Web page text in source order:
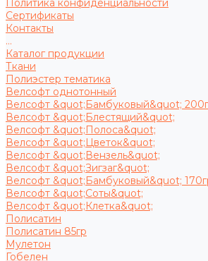
Политика конфиденциальности
Сертификаты
Контакты
...
Каталог продукции
Ткани
Полиэстер тематика
Велсофт однотонный
Велсофт &quot;Бамбуковый&quot;
Велсофт &quot;Блестящий&quot;
Велсофт &quot;Полоса&quot;
Велсофт &quot;Цветок&quot;
Велсофт &quot;Вензель&quot;
Велсофт &quot;Зигзаг&quot;
Велсофт &quot;Бамбуковый&quot;
Велсофт &quot;Соты&quot;
Велсофт &quot;Клетка&quot;
Полисатин
Полисатин 85гр
Мулетон
Гобелен